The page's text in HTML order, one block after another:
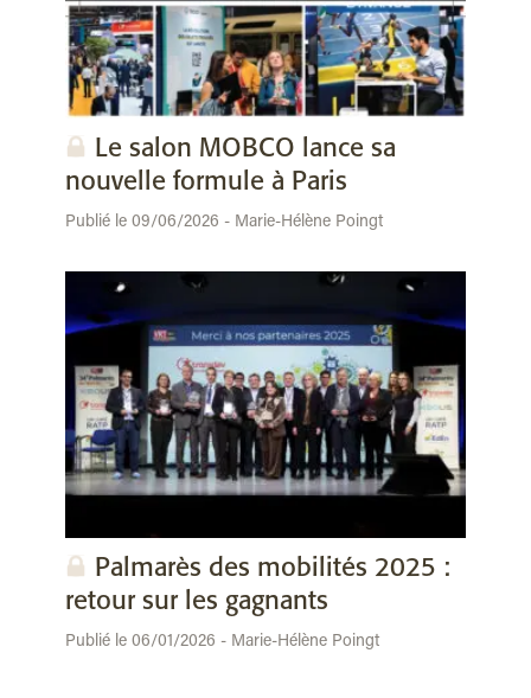
Le salon MOBCO lance sa
nouvelle formule à Paris
Publié le 09/06/2026 - Marie-Hélène Poingt
Palmarès des mobilités 2025 :
retour sur les gagnants
Publié le 06/01/2026 - Marie-Hélène Poingt